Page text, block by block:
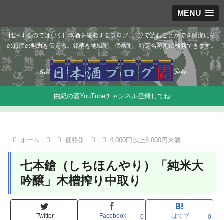
MENU
批評するのではなく日本酒を堪能するブログ。1分で読むことができ簡潔にそ
のお酒の魅力を伝える。銘柄を地域別、価格別、特定名称別に検索できます。
由紀の酒YouTubeチャンネル登録してね
ホーム 価格別 4,000円以上6,000円未満
七本鎗（しちほんやり）「純米大
吟醸」木槽搾り中取り
Twitter - Facebook 0 はてブ 0